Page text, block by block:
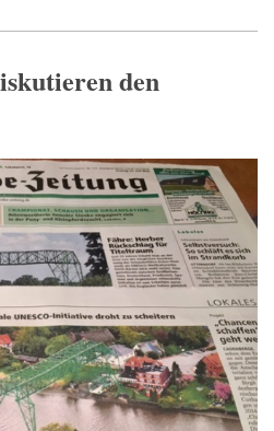
den